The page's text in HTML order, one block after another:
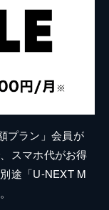
プラン」会員が
スマホ代がお得
途「U-NEXT M